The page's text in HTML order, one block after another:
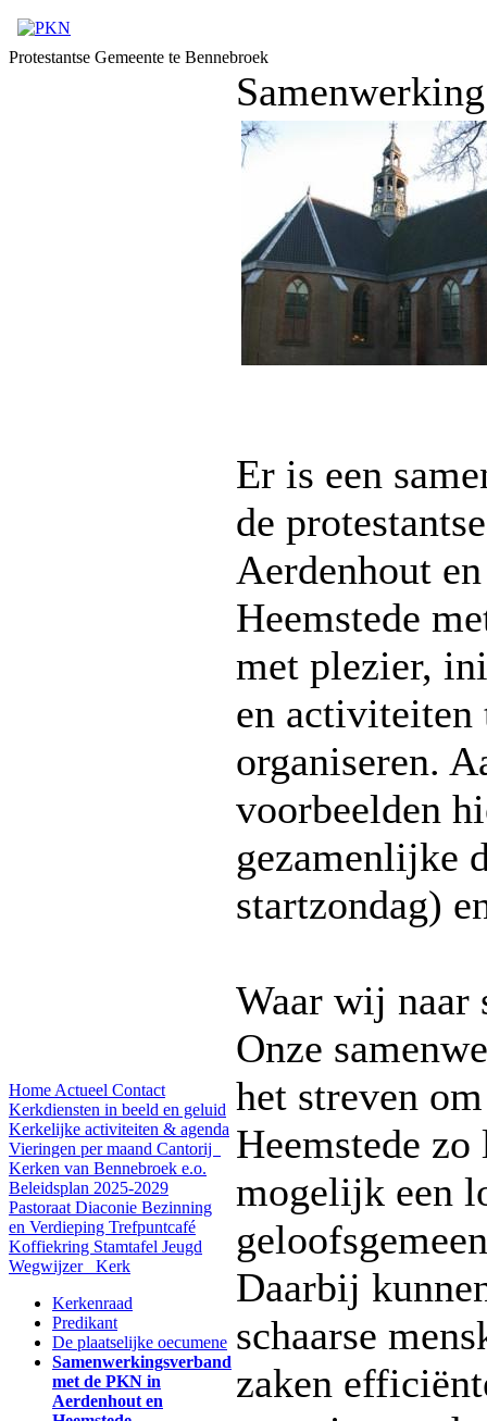
Protestantse Gemeente te Bennebroek
Home Actueel Contact
Kerkdiensten in beeld en geluid
Kerkelijke activiteiten & agenda
Vieringen per maand Cantorij
Kerken van Bennebroek e.o.
Beleidsplan 2025-2029
Pastoraat Diaconie Bezinning
en Verdieping Trefpuntcafé
Koffiekring Stamtafel Jeugd
Wegwijzer
Kerk
Kerkenraad
Predikant
De plaatselijke oecumene
Samenwerkingsverband
met de PKN in
Aerdenhout en
Er is een
de
Aerdenhout en
Heemstede
met plezier,
en activiteiten
organiseren.
voorbeelden
gezamenlijke
startzondag)
Waar wij naar
Onze
het streven
Heemstede zo
mogelijk een
Daarbij
schaarse
zaken